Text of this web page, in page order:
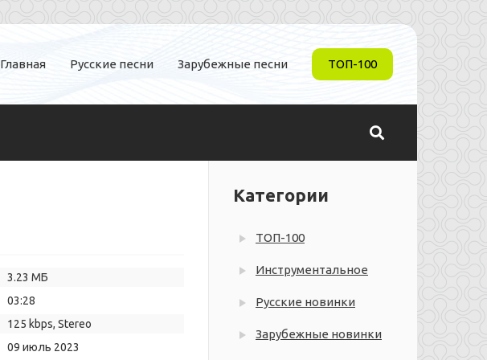
Главная Русские песни Зарубежные песни ТОП-100
3.23 МБ
03:28
125 kbps, Stereo
09 июль 2023
Категории
ТОП-100
Инструментальное
Русские новинки
Зарубежные новинки